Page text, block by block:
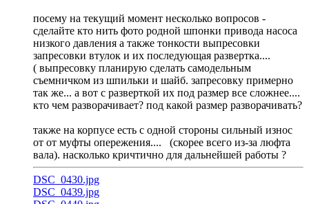
посему на текущий момент несколько вопросов -
сделайте кто нить фото родной шпонки привода насоса
низкого давления а также тонкости выпресовки
запресовки втулок и их последующая развертка....
( выпресовку планирую сделать самодельным
съемничком из шпильки и шайб. запресовку примерно
так же... а вот с разверткой их под размер все сложнее....
кто чем разворачивает? под какой размер разворачивать?
также на корпусе есть с одной стороны сильный износ
от от муфты опережения.... (скорее всего из-за люфта
вала). насколько кричтично для дальнейшей работы ?
DSC_0430.jpg
DSC_0439.jpg